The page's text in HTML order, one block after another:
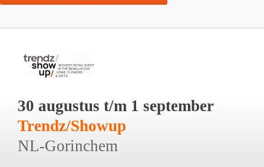
30 augustus t/m 1 september
Trendz/Showup
NL-Gorinchem